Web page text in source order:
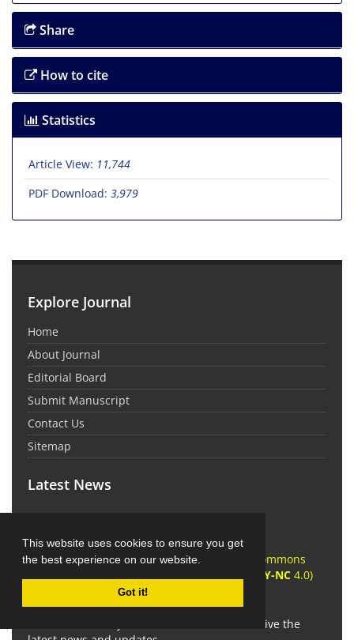
This website uses cookies to ensure you get
the best experience on our website.
Got it!
Share
How to cite
Statistics
Article View: 11,744
PDF Download: 3,979
Explore Journal
Home
About Journal
Editorial Board
Submit Manuscript
Contact Us
Sitemap
Latest News
This work is licensed under a Creative Commons
CC BY-NC4.0)
Newsletter Subscription
Subscribe to the journal newsletter and receive the